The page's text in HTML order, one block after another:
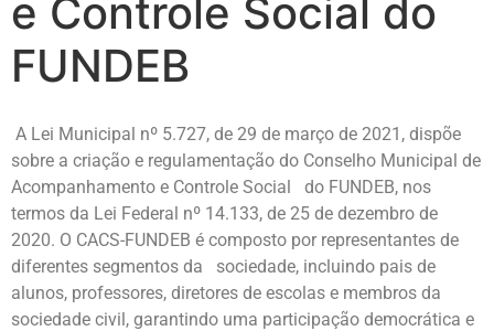
e Controle Social do
FUNDEB
A Lei Municipal nº 5.727, de 29 de março de 2021, dispõe
sobre a criação e regulamentação do Conselho Municipal de
Acompanhamento e Controle Social do FUNDEB, nos
termos da Lei Federal nº 14.133, de 25 de dezembro de
2020. O CACS-FUNDEB é composto por representantes de
diferentes segmentos da sociedade, incluindo pais de
alunos, professores, diretores de escolas e membros da
sociedade civil, garantindo uma participação democrática e